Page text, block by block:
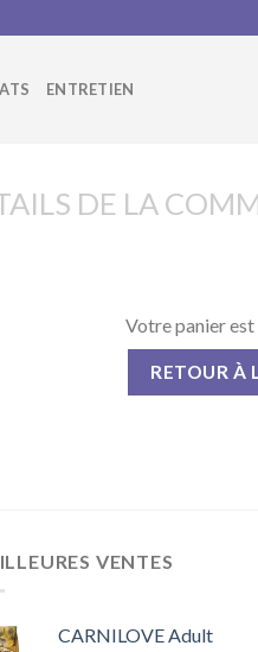
ENTRETIEN
DE LA
Votre panier
RETOUR À
VENTES
CARNILOVE Adult